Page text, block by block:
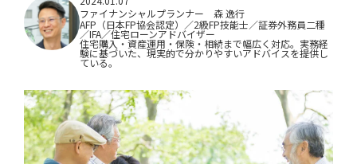
ファイナンシャルプランナー 森 逸行
AFP（日本FP協会認定）／2級FP技能士／証券外務員二種
／IFA／住宅ローンアドバイザー
住宅購入・資産運用・保険・相続まで幅広く対応。実務経
験に基づいた、現実的で分かりやすいアドバイスを提供し
ている。